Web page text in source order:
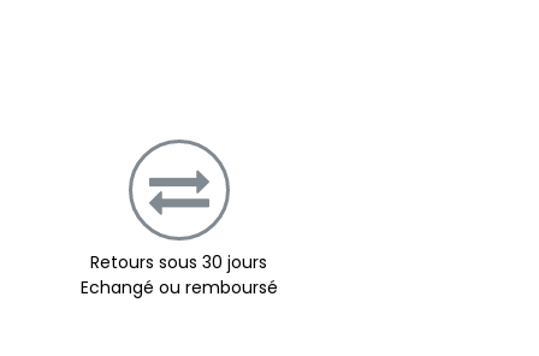
Retours sous 30 jours
Echangé ou remboursé